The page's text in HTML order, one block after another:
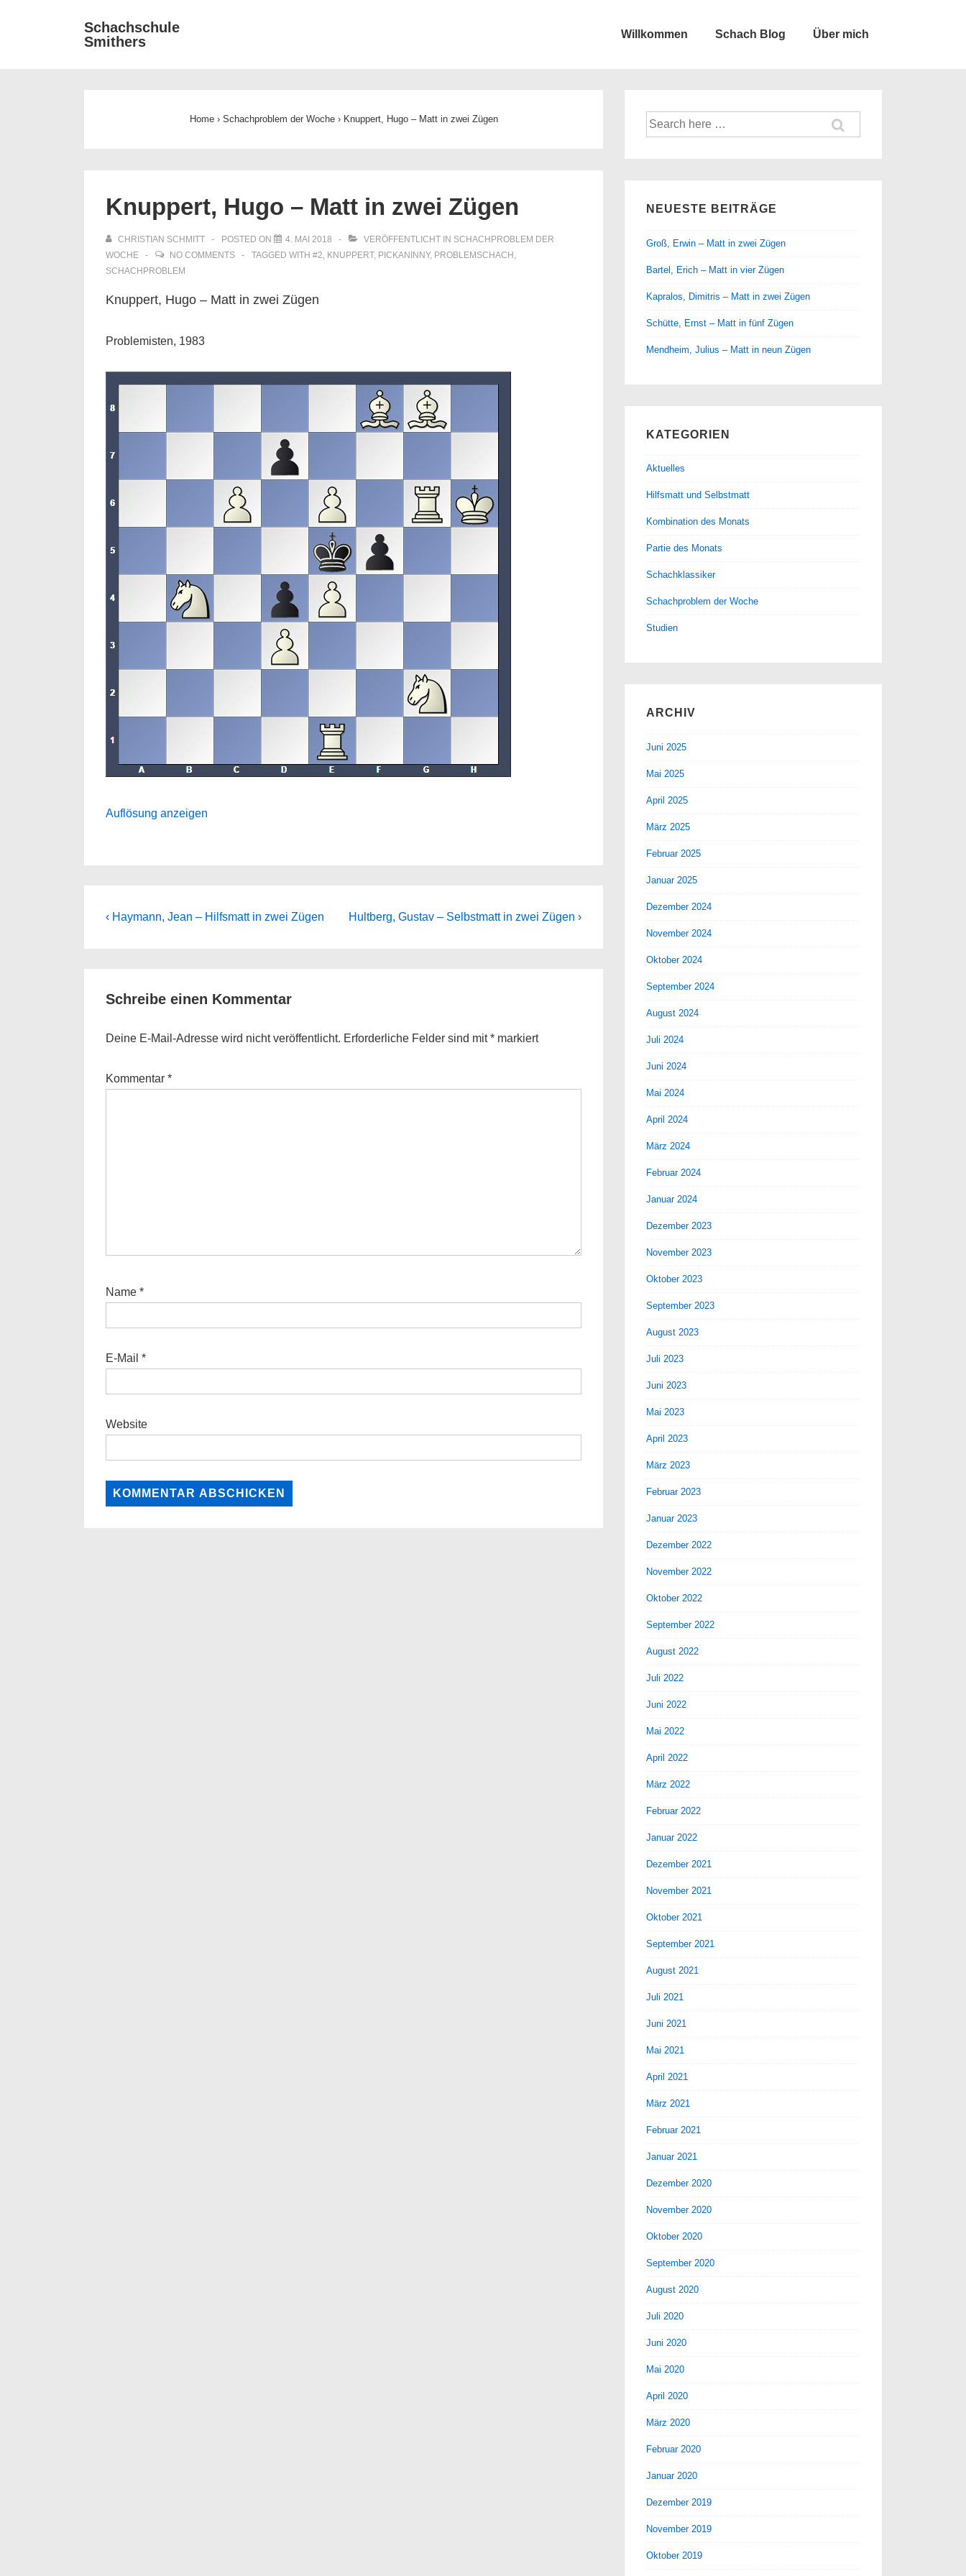
Schachschule
Smithers
Willkommen Schach Blog Über mich
Home › Schachproblem der Woche › Knuppert, Hugo – Matt in zwei Zügen
Knuppert, Hugo – Matt in zwei Zügen
CHRISTIAN SCHMITT POSTED ON 4. MAI 2018 VERÖFFENTLICHT IN SCHACHPROBLEM DER
WOCHE
NO COMMENTS TAGGED WITH #2, KNUPPERT, PICKANINNY, PROBLEMSCHACH ,
SCHACHPROBLEM
Knuppert, Hugo – Matt in zwei Zügen
Problemisten, 1983
Auflösung anzeigen
Beitragsnavigation
Previous
‹ Haymann, Jean – Hilfsmatt in zwei Zügen
Next
Hultberg, Gustav – Selbstmatt in zwei Zügen ›
Schreibe einen Kommentar
Deine E-Mail-Adresse wird nicht veröffentlicht. Erforderliche Felder sind mit* markiert
Kommentar *
Name *
E-Mail *
Website
Suche
nach:
NEUESTE BEITRÄGE
Groß, Erwin – Matt in zwei Zügen
Bartel, Erich – Matt in vier Zügen
Kapralos, Dimitris – Matt in zwei Zügen
Schütte, Ernst – Matt in fünf Zügen
Mendheim, Julius – Matt in neun Zügen
KATEGORIEN
Aktuelles
Hilfsmatt und Selbstmatt
Kombination des Monats
Partie des Monats
Schachklassiker
Schachproblem der Woche
Studien
ARCHIV
Juni 2025
Mai 2025
April 2025
März 2025
Februar 2025
Januar 2025
Dezember 2024
November 2024
Oktober 2024
September 2024
August 2024
Juli 2024
Juni 2024
Mai 2024
April 2024
März 2024
Februar 2024
Januar 2024
Dezember 2023
November 2023
Oktober 2023
September 2023
August 2023
Juli 2023
Juni 2023
Mai 2023
April 2023
März 2023
Februar 2023
Januar 2023
Dezember 2022
November 2022
Oktober 2022
September 2022
August 2022
Juli 2022
Juni 2022
Mai 2022
April 2022
März 2022
Februar 2022
Januar 2022
Dezember 2021
November 2021
Oktober 2021
September 2021
August 2021
Juli 2021
Juni 2021
Mai 2021
April 2021
März 2021
Februar 2021
Januar 2021
Dezember 2020
November 2020
Oktober 2020
September 2020
August 2020
Juli 2020
Juni 2020
Mai 2020
April 2020
März 2020
Februar 2020
Januar 2020
Dezember 2019
November 2019
Oktober 2019